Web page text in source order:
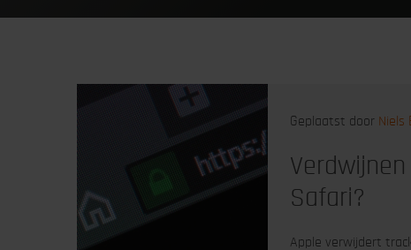
Geplaatst door Niels
Safari?
Apple verwijdert